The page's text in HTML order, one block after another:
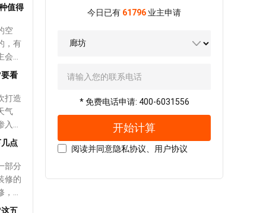
量问
理
复杂
影
主
咨询
装
装
们
这
间会
很
窗帘
以
声
行手
样
，
帘
好
生活
按下
是
不管
，
摆放
的
式
时候
是
果
。
近，
用抱
。
的
要营
位
时也
彩
作
台
窗
要
以
会感
客
在
，
醋，经过擦拭之后游子可以很快被瓦解。如果是孩子画上去
于铝材上面比较严重的污渍，可以用可乐轻松搞定。
擦拭就可以。但冬天的时候不能用湿抹布，特别是北方。在
冬天清洗密封胶条的时候只能干洗，千万不要沾水，因为密
封胶条渗入水渍之后，会导致密封性变低。 4、吸尘器
清洁轨道 长时间居住会导致窗户轨道留下很多灰尘，而
清洁轨道的时候可以用吸尘器，对于比较硬的灰尘，可以将
报纸折叠几次后刮除。 上述内容介绍的是廊坊装修后怎
值得
空
，有
在
需
用什
9
透
也
的毒
料。
最
看
打造
气
，
选
水
说飘
因有
水
点
部分
修的
这
业
五
今日已有 61796 业主申请
* 免费电话申请: 400-6031556
开始计算
阅读并同意隐私协议 用户协议